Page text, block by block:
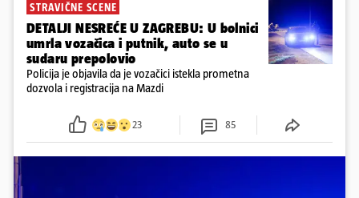
STRAVIČNE SCENE
DETALJI NESREĆE U ZAGREBU: U bolnici
umrla vozačica i putnik, auto se u
sudaru prepolovio
Policija je objavila da je vozačici istekla prometna
dozvola i registracija na Mazdi
23 85